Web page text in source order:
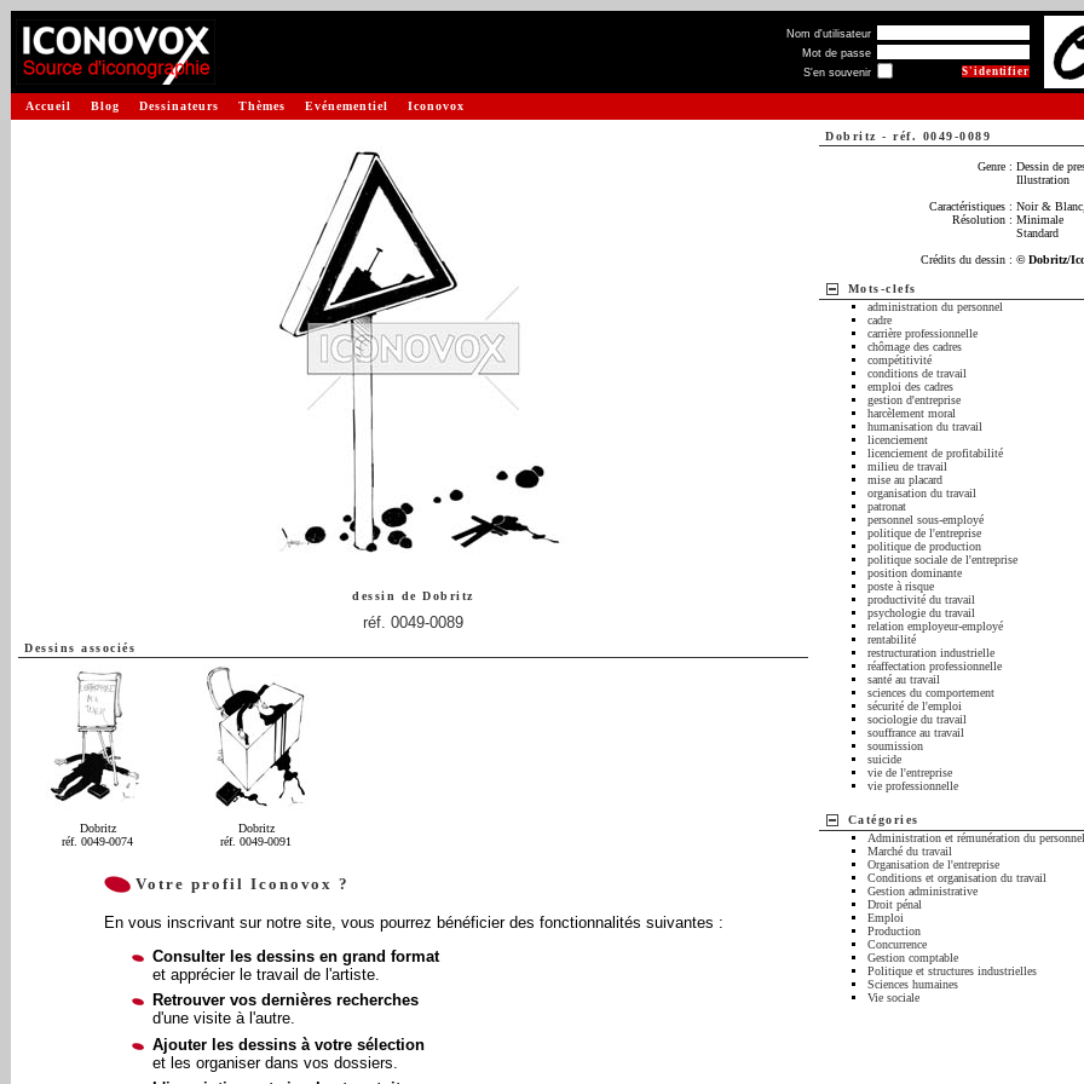
Nom d'utilisateur
Mot de passe
S'en souvenir
Accueil Blog Dessinateurs Thèmes Evénementiel Iconovox
dessin deDobritz
réf. 0049-0089
Dessins associés
Dobritz
réf. 0049-0074
Dobritz
réf. 0049-0091
Votre profil Iconovox ?
En vous inscrivant sur notre site, vous pourrez bénéficier des fonctionnalités suivantes :
Consulter les dessins en grand format
et apprécier le travail de l'artiste.
Retrouver vos dernières recherches
d'une visite à l'autre.
Ajouter les dessins à votre sélection
et les organiser dans vos dossiers.
Dobritz - réf. 0049-0089
Genre : Dessin de
Illustration
Caractéristiques : Noir &
Résolution : Minimale
Standard
Crédits du dessin : © Dobritz/
Mots-clefs
administration du personnel
cadre
carrière professionnelle
chômage des cadres
compétitivité
conditions de travail
emploi des cadres
gestion d'entreprise
harcèlement moral
humanisation du travail
licenciement
licenciement de profitabilité
milieu de travail
mise au placard
organisation du travail
patronat
personnel sous-employé
politique de l'entreprise
politique de production
politique sociale de l'entreprise
position dominante
poste à risque
productivité du travail
psychologie du travail
relation employeur-employé
rentabilité
restructuration industrielle
réaffectation professionnelle
santé au travail
sciences du comportement
sécurité de l'emploi
sociologie du travail
souffrance au travail
soumission
suicide
vie de l'entreprise
vie professionnelle
Catégories
Administration et rémunération du personnel
Marché du travail
Organisation de l'entreprise
Conditions et organisation du travail
Gestion administrative
Droit pénal
Emploi
Production
Concurrence
Gestion comptable
Politique et structures industrielles
Sciences humaines
Vie sociale